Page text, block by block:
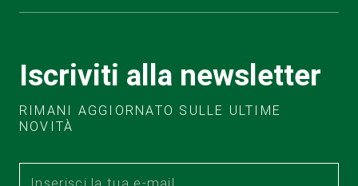
Iscriviti alla newsletter
RIMANI AGGIORNATO SULLE ULTIME
NOVITÀ